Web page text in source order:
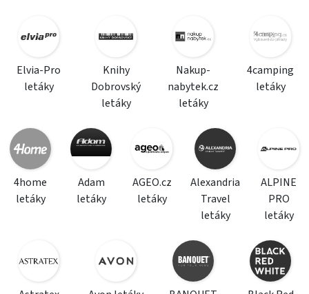
Elvia-Pro
letáky
Knihy
Dobrovský
letáky
Nakup-
nabytek.cz
letáky
4camping
letáky
4home
letáky
Adam
letáky
AGEO.cz
letáky
Alexandria
Travel
letáky
ALPINE
PRO
letáky